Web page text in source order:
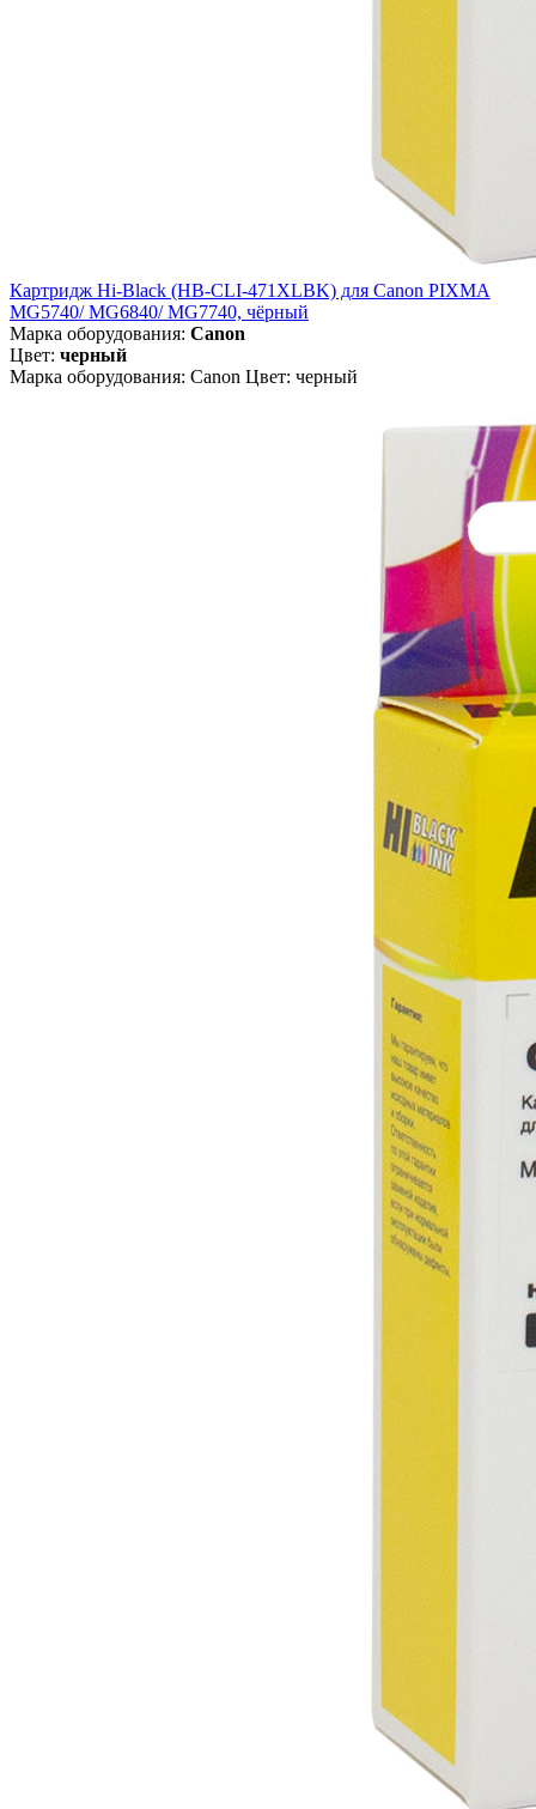
Картридж Hi-Black (HB-CLI-471XLBK) для Canon PIXMA
MG5740/ MG6840/ MG7740, чёрный
Марка оборудования: Canon
Цвет: черный
Марка оборудования: Canon Цвет: черный